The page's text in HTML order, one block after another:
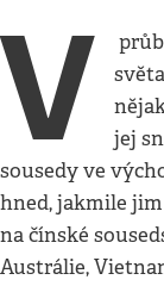
V
jej
sousedy ve
hned, jakmile
na čínské
Austrálie,